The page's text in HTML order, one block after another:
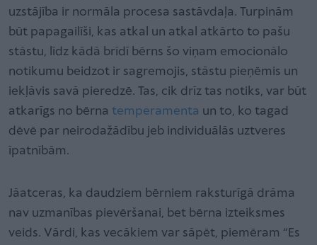
uzstājība ir normāla procesa sastāvdaļa. Turpinām
būt papagailīši, kas atkal un atkal atkārto to pašu
stāstu, līdz kādā brīdī bērns šo viņam emocionālo
notikumu beidzot ir sagremojis, stāstu pieņēmis un
iekļāvis savā pieredzē. Tas, cik drīz tas notiks, var būt
atkarīgs no bērna temperamenta un to, ko tagad
dēvē par neirodažādību jeb individuālās uztveres
īpatnībām.
Jāatceras, ka daudziem bērniem raksturīgā drāma
nav uzmanības pievēršanai, bet bērna izteiksmes
veids. Vārdi, kas vecākiem var sāpēt, piemēram “Es